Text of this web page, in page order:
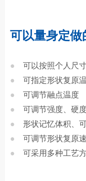
可以量身定做
● 可以按照个人尺
● 可指定形状复原
● 可调节融点温度
● 可调节强度、硬
● 形状记忆体积、
● 可调节形状复原
● 可采用多种工艺